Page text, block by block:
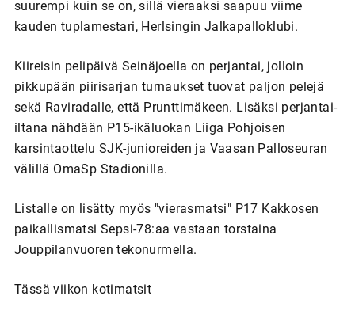
suurempi kuin se on, sillä vieraaksi saapuu viime
kauden tuplamestari, Herlsingin Jalkapalloklubi.
Kiireisin pelipäivä Seinäjoella on perjantai, jolloin
pikkupään piirisarjan turnaukset tuovat paljon pelejä
sekä Raviradalle, että Prunttimäkeen. Lisäksi perjantai-
iltana nähdään P15-ikäluokan Liiga Pohjoisen
karsintaottelu SJK-junioreiden ja Vaasan Palloseuran
välillä OmaSp Stadionilla.
Listalle on lisätty myös "vierasmatsi" P17 Kakkosen
paikallismatsi Sepsi-78:aa vastaan torstaina
Jouppilanvuoren tekonurmella.
Tässä viikon kotimatsit